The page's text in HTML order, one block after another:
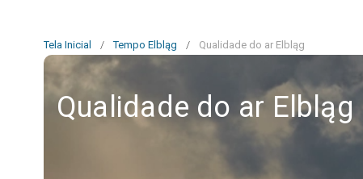
Tela Inicial / Tempo Elbląg / Qualidade do ar Elbląg
Qualidade do ar Elbląg